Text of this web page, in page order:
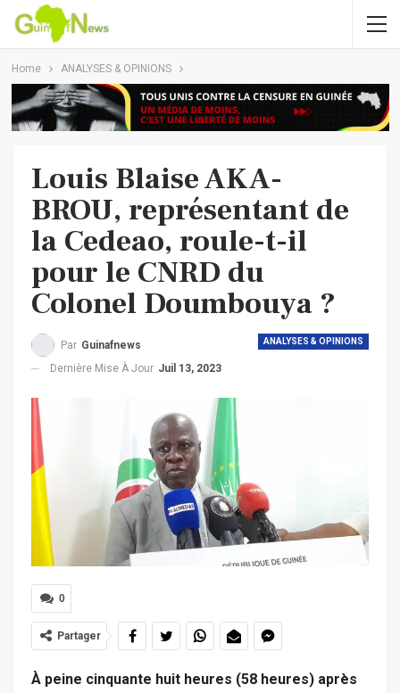
Home ANALYSES & OPINIONS
Louis Blaise AKA-
BROU, représentant de
la Cedeao, roule-t-il
pour le CNRD du
Colonel Doumbouya ?
ANALYSES & OPINIONS
Par Guinafnews
Dernière Mise À Jour Juil 13, 2023
0
Partager
À peine cinquante huit heures (58 heures) après